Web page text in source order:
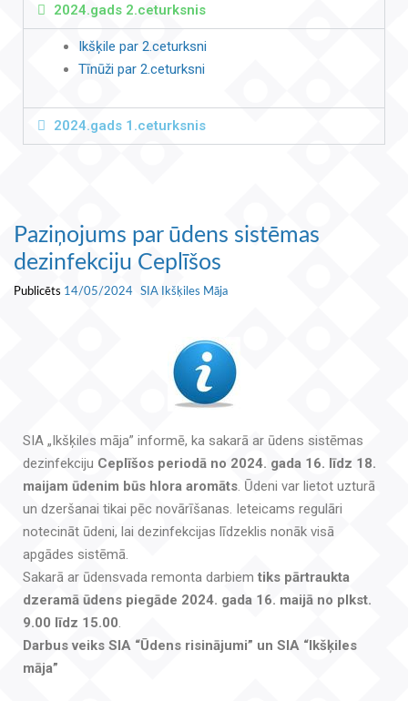
2024.gads 2.ceturksnis
Ikšķile par 2.ceturksni
Tīnūži par 2.ceturksni
2024.gads 1.ceturksnis
Paziņojums par ūdens sistēmas
dezinfekciju Ceplīšos
Publicēts 14/05/2024 SIA Ikšķiles Māja
SIA „Ikšķiles māja” informē, ka sakarā ar ūdens sistēmas
dezinfekciju Ceplīšos periodā no 2024. gada 16. līdz 18.
maijam ūdenim būs hlora aromāts. Ūdeni var lietot uzturā
un dzeršanai tikai pēc novārīšanas. Ieteicams regulāri
notecināt ūdeni, lai dezinfekcijas līdzeklis nonāk visā
apgādes sistēmā.
Sakarā ar ūdensvada remonta darbiem tiks pārtraukta
dzeramā ūdens piegāde 2024. gada 16. maijā no plkst.
9.00 līdz 15.00.
Darbus veiks SIA “Ūdens risinājumi” un SIA “Ikšķiles
māja”